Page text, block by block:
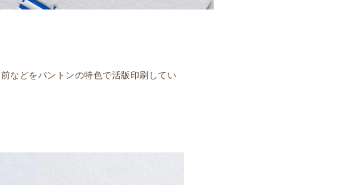
などをパントンの特色で活版印刷してい